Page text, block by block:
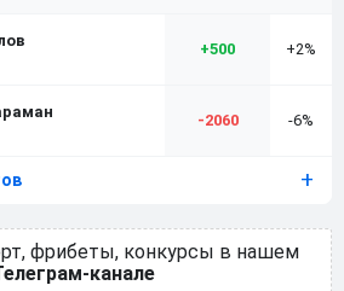
+500 +2%
-2060 -6%
фрибеты, конкурсы в нашем
канале